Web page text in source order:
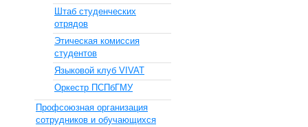
Штаб студенческих
отрядов
Этическая комиссия
студентов
Языковой клуб VIVAT
Оркестр ПСПбГМУ
Профсоюзная организация
сотрудников и обучающихся